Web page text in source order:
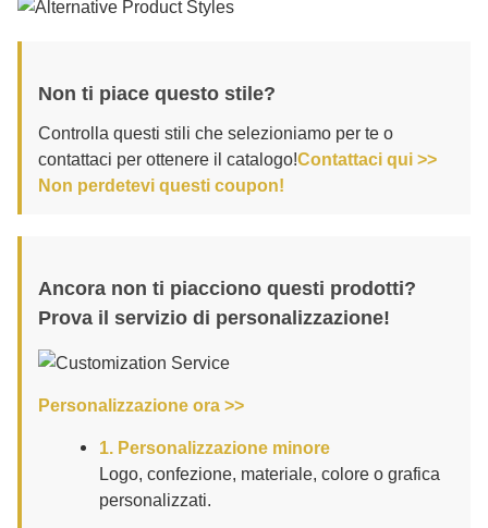
Non ti piace questo stile?
Controlla questi stili che selezioniamo per te o
contattaci per ottenere il catalogo!Contattaci qui >>
Non perdetevi questi coupon!
Ancora non ti piacciono questi prodotti?
Prova il servizio di personalizzazione!
Personalizzazione ora >>
1. Personalizzazione minore
Logo, confezione, materiale, colore o grafica
personalizzati.